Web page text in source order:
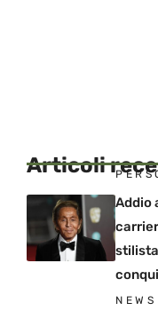
Articoli
Addio
NEWS